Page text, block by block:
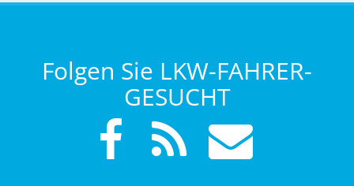
Folgen Sie LKW-FAHRER-
GESUCHT